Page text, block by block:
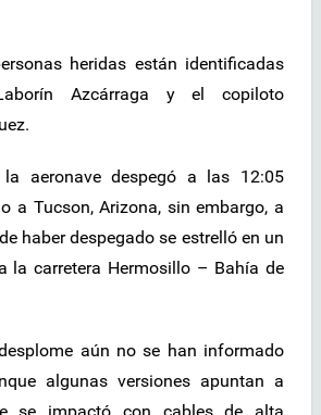
heridas están identificadas
Azcárraga y el copiloto
la aeronave despegó a las 12:05
a Tucson, Arizona, sin embargo, a
haber despegado se estrelló en un
la carretera Hermosillo – Bahía de
aún no se han informado
algunas versiones apuntan a